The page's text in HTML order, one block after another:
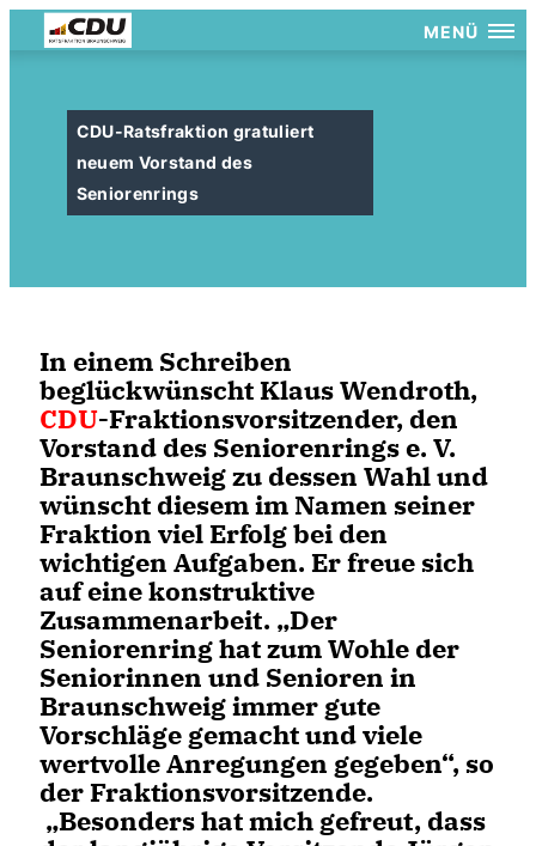
MENÜ
CDU-Ratsfraktion gratuliert
neuem Vorstand des
Seniorenrings
In einem Schreiben
beglückwünscht Klaus Wendroth,
CDU-Fraktionsvorsitzender, den
Vorstand des Seniorenrings e. V.
Braunschweig zu dessen Wahl und
wünscht diesem im Namen seiner
Fraktion viel Erfolg bei den
wichtigen Aufgaben. Er freue sich
auf eine konstruktive
Zusammenarbeit. „Der
Seniorenring hat zum Wohle der
Seniorinnen und Senioren in
Braunschweig immer gute
Vorschläge gemacht und viele
wertvolle Anregungen gegeben“, so
der Fraktionsvorsitzende.
Besonders hat mich gefreut, dass